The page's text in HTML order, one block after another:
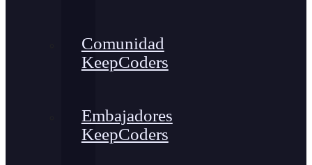
Comunidad
KeepCoders
Embajadores
KeepCoders